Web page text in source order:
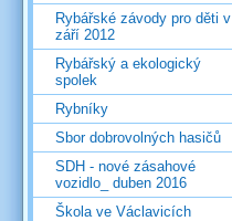
Rybářské závody pro děti v
září 2012
Rybářský a ekologický
spolek
Rybníky
Sbor dobrovolných hasičů
SDH - nové zásahové
vozidlo_ duben 2016
Škola ve Václavicích